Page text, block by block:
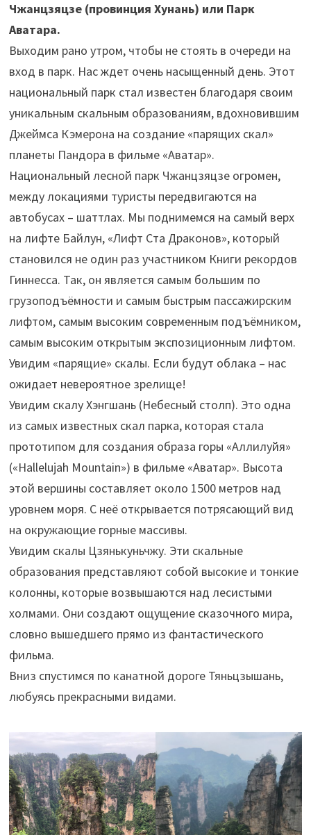
Чжанцзяцзе (провинция Хунань) или Парк
Аватара.
Выходим рано утром, чтобы не стоять в очереди на
вход в парк. Нас ждет очень насыщенный день. Этот
национальный парк стал известен благодаря своим
уникальным скальным образованиям, вдохновившим
Джеймса Кэмерона на создание «парящих скал»
планеты Пандора в фильме «Аватар».
Национальный лесной парк Чжанцзяцзе огромен,
между локациями туристы передвигаются на
автобусах – шаттлах. Мы поднимемся на самый верх
на лифте Байлун, «Лифт Ста Драконов», который
становился не один раз участником Книги рекордов
Гиннесса. Так, он является самым большим по
грузоподъёмности и самым быстрым пассажирским
лифтом, самым высоким современным подъёмником,
самым высоким открытым экспозиционным лифтом.
Увидим «парящие» скалы. Если будут облака – нас
ожидает невероятное зрелище!
Увидим скалу Хэнгшань (Небесный столп). Это одна
из самых известных скал парка, которая стала
прототипом для создания образа горы «Аллилуйя»
(«Hallelujah Mountain») в фильме «Аватар». Высота
этой вершины составляет около 1500 метров над
уровнем моря. С неё открывается потрясающий вид
на окружающие горные массивы.
Увидим скалы Цзянькуньчжу. Эти скальные
образования представляют собой высокие и тонкие
колонны, которые возвышаются над лесистыми
холмами. Они создают ощущение сказочного мира,
словно вышедшего прямо из фантастического
фильма.
Вниз спустимся по канатной дороге Тяньцзышань,
любуясь прекрасными видами.